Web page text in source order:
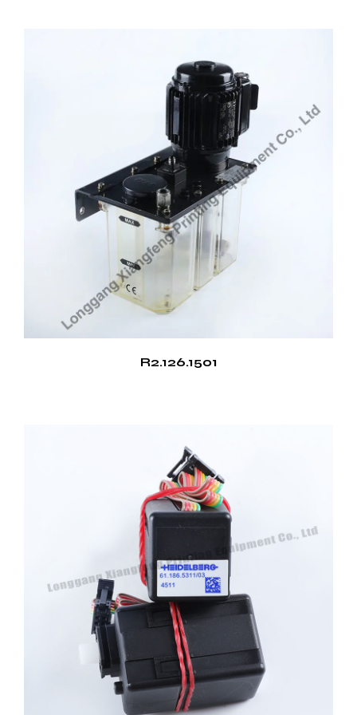
En el sector industrial, el Motor de Impresora se
utiliza en maquinaria que requiere fuentes de
energía confiables y eficientes. Su durabilidad y
alto rendimiento lo hacen adecuado para equipos
como transportadores, bombas y compresores. La
capacidad del motor para manejar cargas pesadas y
funcionamiento continuo lo hace ideal para
entornos industriales.
El motor de impresora también se utiliza
ampliamente en la industria automotriz. Su
ingeniería precisa y su eficiencia son buenas para
auxiliares de vehículos eléctricos. La versatilidad del
En el ámbito de la electrónica de consumo, el
funcionamiento silencioso y la eficiencia energética
del motor de la impresora son muy valorados. Se
emplea en productos como electrodomésticos,
donde el rendimiento silencioso y confiable es
bueno. La avanzada tecnología del motor garantiza
que cumpla con los exigentes estándares de la
electrónica moderna.
El motor de la impresora ofrece numerosas
R2.126.1501